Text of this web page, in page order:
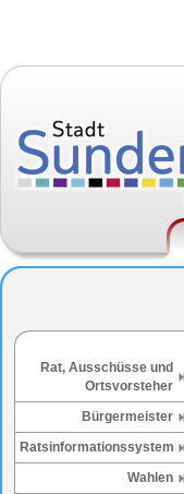
Rat, Ausschüsse und
Ortsvorsteher
Bürgermeister
Ratsinformationssystem
Wahlen